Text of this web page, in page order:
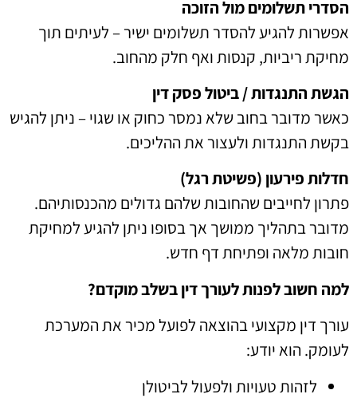
הסדרי תשלומים מול הזוכה
אפשרות להגיע להסדר תשלומים ישיר – לעיתים תוך
מחיקת ריביות, קנסות ואף חלק מהחוב.
הגשת התנגדות / ביטול פסק דין
כאשר מדובר בחוב שלא נמסר כחוק או שגוי – ניתן להגיש
בקשת התנגדות ולעצור את ההליכים.
חדלות פירעון (פשיטת רגל)
פתרון לחייבים שהחובות שלהם גדולים מהכנסותיהם.
מדובר בתהליך ממושך אך בסופו ניתן להגיע למחיקת
חובות מלאה ופתיחת דף חדש.
למה חשוב לפנות לעורך דין בשלב מוקדם?
עורך דין מקצועי בהוצאה לפועל מכיר את המערכת
לעומק. הוא יודע:
לזהות טעויות ולפעול לביטולן